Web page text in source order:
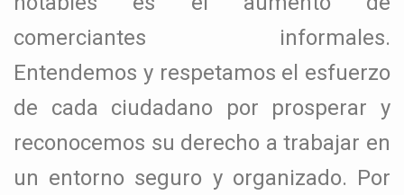
comerciantes informales.
Entendemos y respetamos el esfuerzo
de cada ciudadano por prosperar y
reconocemos su derecho a trabajar en
un entorno seguro y organizado. Por